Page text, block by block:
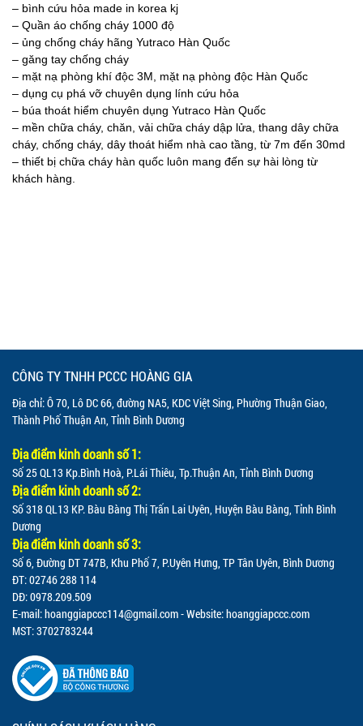
– bình cứu hỏa made in korea kj
– Quần áo chống cháy 1000 độ
– ủng chống cháy hãng Yutraco Hàn Quốc
– găng tay chống cháy
– mặt nạ phòng khí độc 3M, mặt nạ phòng độc Hàn Quốc
– dụng cụ phá vỡ chuyên dụng lính cứu hỏa
– búa thoát hiểm chuyên dụng Yutraco Hàn Quốc
– mền chữa cháy, chăn, vải chữa cháy dập lửa, thang dây chữa
cháy, chống cháy, dây thoát hiểm nhà cao tầng, từ 7m đến 30md
– thiết bị chữa cháy hàn quốc luôn mang đến sự hài lòng từ
khách hàng.
CÔNG TY TNHH PCCC HOÀNG GIA
Địa chỉ: Ô 70, Lô DC 66, đường NA5, KDC Việt Sing, Phường Thuận Giao,
Thành Phố Thuận An, Tỉnh Bình Dương
Địa điểm kinh doanh số 1:
Số 25 QL13 Kp.Bình Hoà, P.Lái Thiêu, Tp.Thuận An, Tỉnh Bình Dương
Địa điểm kinh doanh số 2:
Số 318 QL13 KP. Bàu Bàng Thị Trấn Lai Uyên, Huyện Bàu Bàng, Tỉnh Bình
Dương
Địa điểm kinh doanh số 3:
Số 6, Đường DT 747B, Khu Phố 7, P.Uyên Hưng, TP Tân Uyên, Bình Dương
ĐT: 02746 288 114
DĐ: 0978.209.509
E-mail:hoanggiapccc114@gmail.com- Website: hoanggiapccc.com
MST: 3702783244